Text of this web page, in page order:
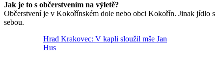
Jak je to s občerstvením na výletě?
Občerstvení je v Kokořínském dole nebo obci Kokořín. Jinak jídlo s
sebou.
Hrad Krakovec: V kapli sloužil mše Jan
Hus